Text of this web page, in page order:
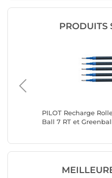
PRODUITS
PILOT Recharge
Ball 7 RT et